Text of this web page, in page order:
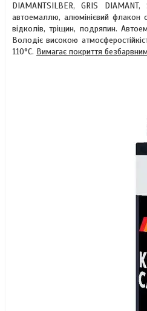
DIAMANTSILBER, GRIS
автоемаллю, алюмінієвий флакон
відколів, тріщин, подряпин.
Володіє високою
110°C. Вимагає покриття